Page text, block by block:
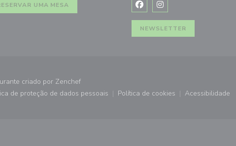
janela))UMA MESA Facebook ((abre numa nova
Instagram ((abre numa
NEWSLETTER
criado por Zenchef((abre numa nova janela))
de proteção de dados pessoais
((abre numa nova janela))
Política de cookies
((abre numa nova janela))
Acessibilidade
((abre